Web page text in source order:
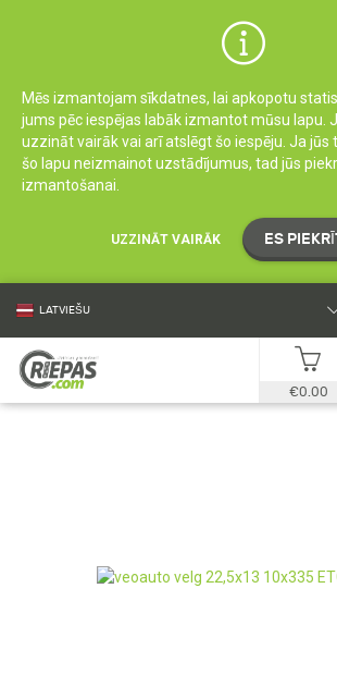
Mēs izmantojam sīkdatnes, lai apkopotu
jums pēc iespējas labāk izmantot mūsu lapu.
uzzināt vairāk vai arī atslēgt šo iespēju. Ja
šo lapu neizmainot uzstādījumus, tad jūs
izmantošanai.
UZZINĀT VAIRĀK ES
LATVIEŠU
€0.00